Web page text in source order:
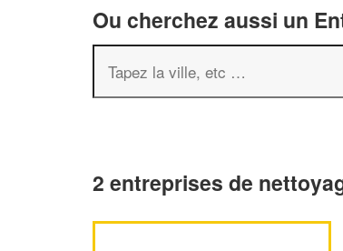
Ou cherchez aussi un
2 entreprises de